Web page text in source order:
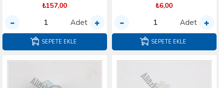
₺157,00
Adet
SEPETE EKLE
₺6,00
Adet
SEPETE EKLE